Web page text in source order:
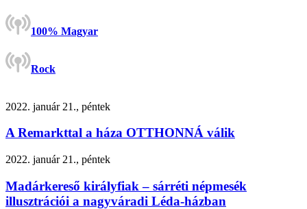
100% Magyar
Rock
2022. január 21., péntek
A Remarkttal a háza OTTHONNÁ válik
2022. január 21., péntek
Madárkereső királyfiak – sárréti népmesék
illusztrációi a nagyváradi Léda-házban